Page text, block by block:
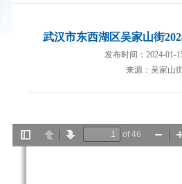
武汉市东西湖区吴家山街
发布时间：2024-01-
来源：吴家山